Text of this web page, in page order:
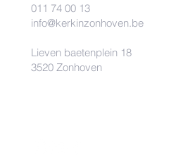
011 74 00 13
info@kerkinzonhoven.be
Lieven baetenplein 18
3520 Zonhoven